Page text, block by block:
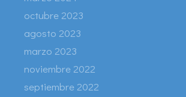
octubre 2023
agosto 2023
marzo 2023
noviembre 2022
septiembre 2022